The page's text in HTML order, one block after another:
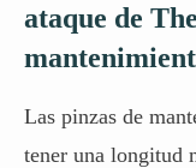
ataque de
Las pinzas de
tener una longitud